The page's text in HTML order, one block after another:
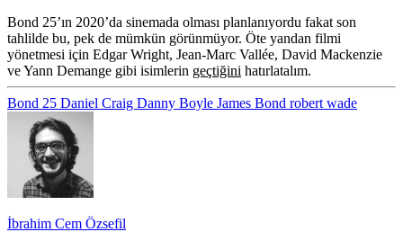
Bond 25’ın 2020’da sinemada olması planlanıyordu fakat son
tahlilde bu, pek de mümkün görünmüyor. Öte yandan filmi
yönetmesi için Edgar Wright, Jean-Marc Vallée, David Mackenzie
ve Yann Demange gibi isimlerin geçtiğini hatırlatalım.
Bond 25 Daniel Craig Danny Boyle James Bond robert wade
İbrahim Cem Özsefil